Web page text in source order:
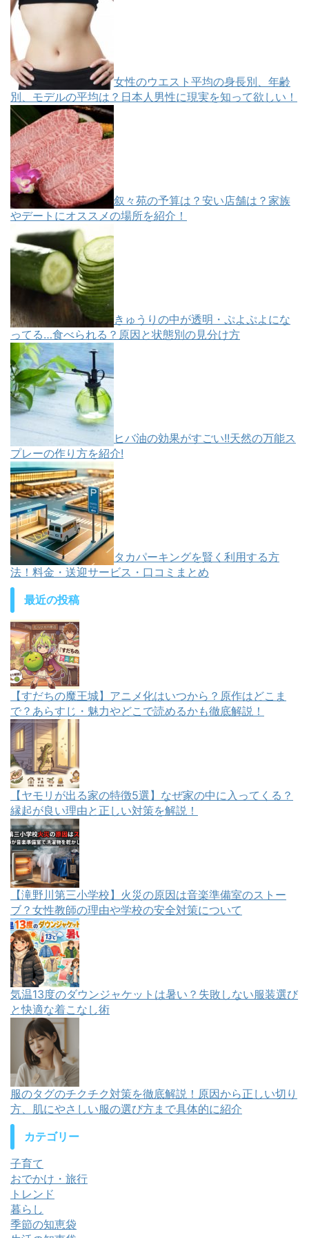
女性のウエスト平均の身長別、年齢
別、モデルの平均は？日本人男性に現実を知って欲しい！
叙々苑の予算は？安い店舗は？家族
やデートにオススメの場所を紹介！
きゅうりの中が透明・ぷよぷよにな
ってる…食べられる？原因と状態別の見分け方
ヒバ油の効果がすごい!!天然の万能ス
プレーの作り方を紹介!
タカパーキングを賢く利用する方
法！料金・送迎サービス・口コミまとめ
最近の投稿
【すだちの魔王城】アニメ化はいつから？原作はどこま
で？あらすじ・魅力やどこで読めるかも徹底解説！
【ヤモリが出る家の特徴5選】なぜ家の中に入ってくる？
縁起が良い理由と正しい対策を解説！
【滝野川第三小学校】火災の原因は音楽準備室のストー
ブ？女性教師の理由や学校の安全対策について
気温13度のダウンジャケットは暑い？失敗しない服装選び
と快適な着こなし術
服のタグのチクチク対策を徹底解説！原因から正しい切り
方、肌にやさしい服の選び方まで具体的に紹介
カテゴリー
子育て
おでかけ・旅行
トレンド
暮らし
季節の知恵袋